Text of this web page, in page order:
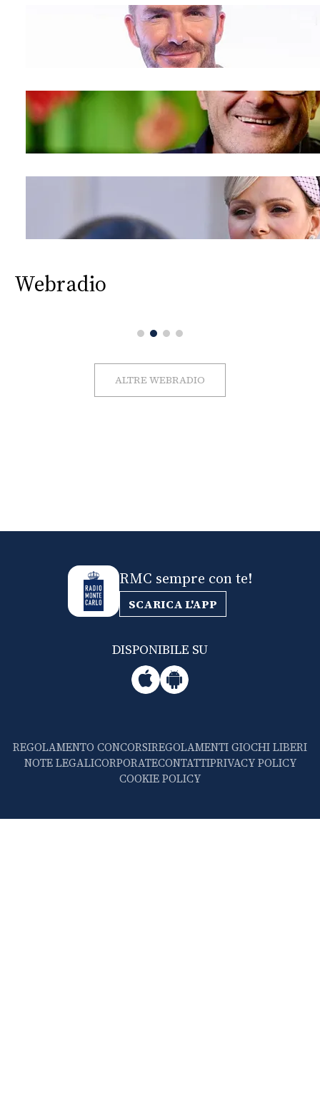
Webradio
ALTRE WEBRADIO
RMC sempre con te!
SCARICA L'APP
DISPONIBILE SU
REGOLAMENTO CONCORSIREGOLAMENTI GIOCHI LIBERI
NOTE LEGALICORPORATECONTATTIPRIVACY POLICY
COOKIE POLICY